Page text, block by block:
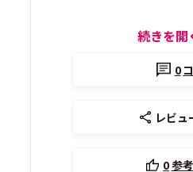
続きを開
0
レビュ
0参